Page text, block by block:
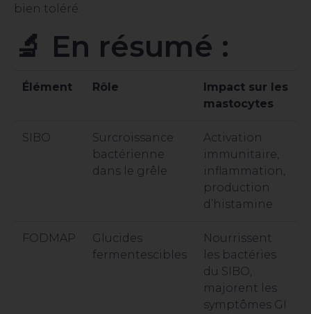
bien toléré.
🔬 En résumé :
Élément Rôle
Impact sur les
mastocytes
SIBO
Surcroissance
bactérienne
dans le grêle
Activation
immunitaire,
inflammation,
production
d’histamine
FODMAP
Glucides
fermentescibles
Nourrissent
les bactéries
du SIBO,
majorent les
symptômes GI